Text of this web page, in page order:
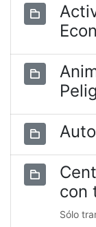
con
Sólo